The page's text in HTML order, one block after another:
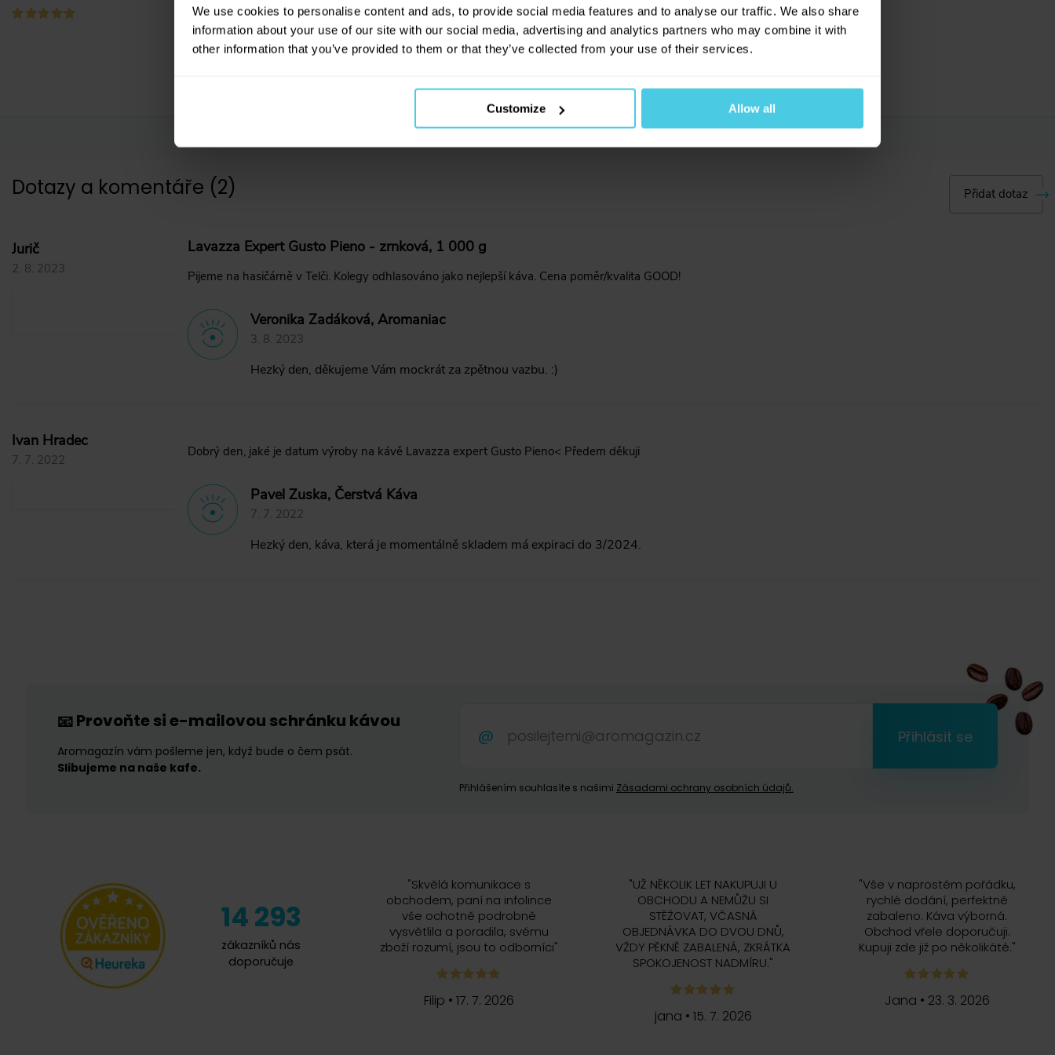
We use cookies to personalise content and ads, to provide social media features and to analyse our traffic. We also share
information about your use of our site with our social media, advertising and analytics partners who may combine it with
other information that you’ve provided to them or that they’ve collected from your use of their services.
Customize Allow all
Dotazy a komentáře (2) Přidat dotaz
Jurič
2. 8. 2023
Lavazza Expert Gusto Pieno - zrnková, 1 000 g
Pijeme na hasičárně v Telči. Kolegy odhlasováno jako nejlepší káva. Cena poměr/kvalita GOOD!
Veronika Zadáková, Aromaniac
3. 8. 2023
Hezký den, děkujeme Vám mockrát za zpětnou vazbu. :)
Ivan Hradec
7. 7. 2022
Dobrý den, jaké je datum výroby na kávě Lavazza expert Gusto Pieno< Předem děkuji
Pavel Zuska, Čerstvá Káva
7. 7. 2022
Hezký den, káva, která je momentálně skladem má expiraci do 3/2024.
📧Provoňte si e-mailovou schránku kávou
Aromagazín vám pošleme jen, když bude o čem psát.
Slibujeme na naše kafe.
Přihlásit se
Přihlášením souhlasíte s našimi Zásadami ochrany osobních údajů.
14 293
zákazníků nás
doporučuje
"Skvělá komunikace s
obchodem, paní na infolince
vše ochotně podrobně
vysvětlila a poradila, svému
zboží rozumí, jsou to odborníci"
Filip • 17. 7. 2026
"UŽ NĚKOLIK LET NAKUPUJI U
OBCHODU A NEMŮŽU SI
STĚŽOVAT, VČASNÁ
OBJEDNÁVKA DO DVOU DNŮ,
VŽDY PĚKNĚ ZABALENÁ, ZKRÁTKA
SPOKOJENOST NADMÍRU."
jana • 15. 7. 2026
"Vše v naprostém pořádku,
rychlé dodání, perfektně
zabaleno. Káva výborná.
Obchod vřele doporučuji.
Kupuji zde již po několikáté."
Jana • 23. 3. 2026